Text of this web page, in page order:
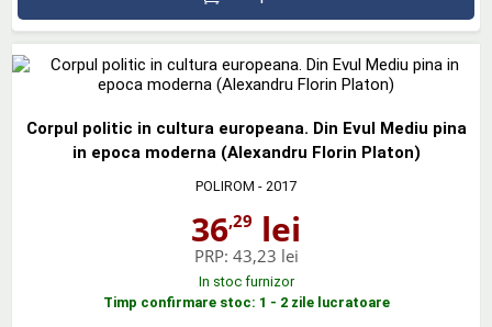
Corpul politic in cultura europeana. Din Evul Mediu pina
in epoca moderna (Alexandru Florin Platon)
POLIROM - 2017
36,29 lei
PRP: 43,23 lei
In stoc furnizor
Timp confirmare stoc: 1 - 2 zile lucratoare